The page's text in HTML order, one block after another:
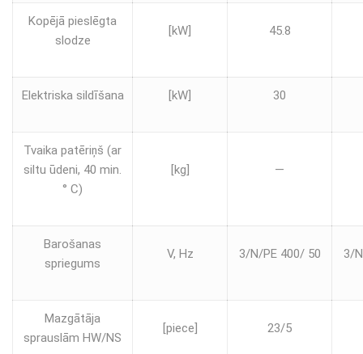
Kopējā pieslēgta
slodze
[kW] 45.8
Elektriska sildīšana [kW] 30
Tvaika patēriņš (ar
siltu ūdeni, 40 min.
° C)
[kg] —
Barošanas
spriegums
V, Hz 3/N/PE 400/ 50 3/
Mazgātāja
sprauslām HW/NS
[piece] 23/5